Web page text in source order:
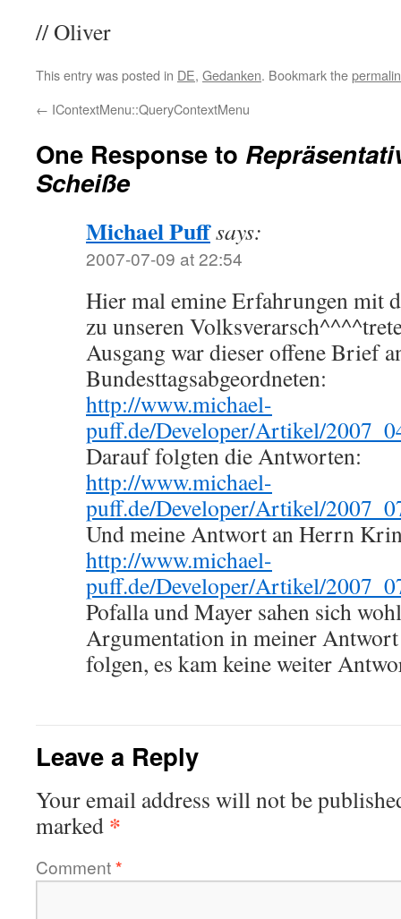
// Oliver
This entry was posted in DE, Gedanken. Bookmark the
← IContextMenu::QueryContextMenu
One Response to
Scheiße
Michael Puffsays:
2007-07-09 at 22:54
Hier mal emine Erfahrungen mit
zu unseren
Ausgang war dieser offene Brief
Bundesttagsabgeordneten:
http://www.michael-
puff.de/Developer/Artikel/
Darauf folgten die Antworten:
http://www.michael-
puff.de/Developer/Artikel/
Und meine Antwort an Herrn
http://www.michael-
puff.de/Developer/Artikel/
Pofalla und Mayer sahen sich
Argumentation in meiner
folgen, es kam keine weiter
Leave a Reply
Your email address will not be
marked *
Comment*